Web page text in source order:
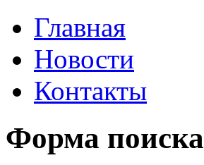
Главная
Новости
Контакты
Форма поиска